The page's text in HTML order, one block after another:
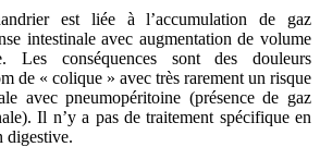
est liée à l’accumulation de gaz
intestinale avec augmentation de volume
Les conséquences sont des douleurs
de « colique » avec très rarement un risque
avec pneumopéritoine (présence de gaz
Il n’y a pas de traitement spécifique en
digestive.